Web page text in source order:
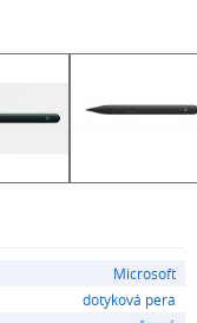
Microsoft
dotyková pera